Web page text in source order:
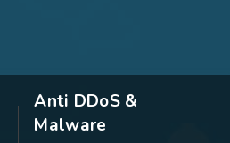
Anti DDoS &
Malware